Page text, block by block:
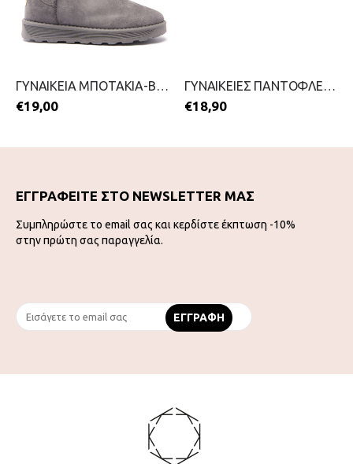
ΓΥΝΑΙΚΕΙΑ ΜΠΟΤΑΚΙΑ-BLONDIE-2111-0324-ΓΚΡΙ
€19,00
ΓΥΝΑΙΚΕΙΕΣ ΠΑΝΤΟΦΛΕΣ-PAREX-2111-0375-ΓΚΡΙ
€18,90
ΕΓΓΡΑΦΕΙΤΕ ΣΤΟ NEWSLETTER ΜΑΣ
Συμπληρώστε το email σας και κερδίστε έκπτωση -10%
στην πρώτη σας παραγγελία.